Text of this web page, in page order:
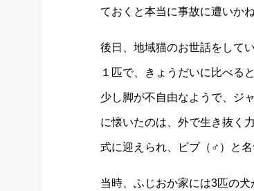
ておくと本当に事故に遭いか
後日、地域猫のお世話をして
１匹で、きょうだいに比べる
少し脚が不自由なようで、ジ
に懐いたのは、外で生き抜く
式に迎えられ、ビブ（♂）と名
当時、ふじおか家には3匹の